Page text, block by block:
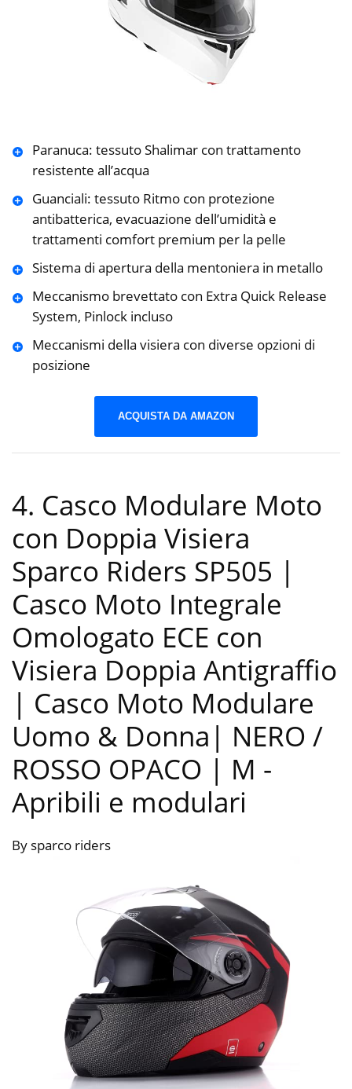
Paranuca: tessuto Shalimar con trattamento
resistente all’acqua
Guanciali: tessuto Ritmo con protezione
antibatterica, evacuazione dell’umidità e
trattamenti comfort premium per la pelle
Sistema di apertura della mentoniera in metallo
Meccanismo brevettato con Extra Quick Release
System, Pinlock incluso
Meccanismi della visiera con diverse opzioni di
posizione
ACQUISTA DA AMAZON
4. Casco Modulare Moto
con Doppia Visiera
Sparco Riders SP505 |
Casco Moto Integrale
Omologato ECE con
Visiera Doppia Antigraffio
| Casco Moto Modulare
Uomo & Donna| NERO /
ROSSO OPACO | M -
Apribili e modulari
By sparco riders